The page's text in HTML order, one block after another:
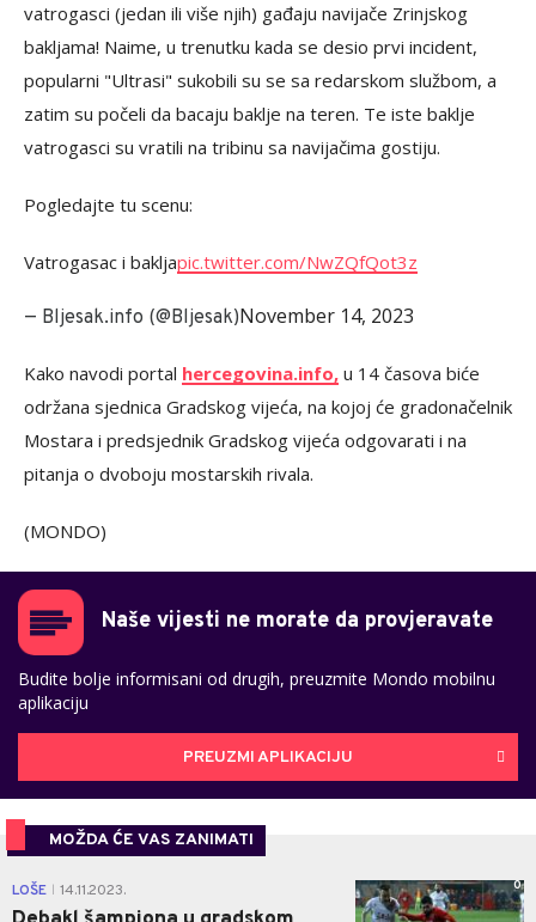
vatrogasci (jedan ili više njih) gađaju navijače Zrinjskog
bakljama! Naime, u trenutku kada se desio prvi incident,
popularni "Ultrasi" sukobili su se sa redarskom službom, a
zatim su počeli da bacaju baklje na teren. Te iste baklje
vatrogasci su vratili na tribinu sa navijačima gostiju.
Pogledajte tu scenu:
Vatrogasac i bakljapic.twitter.com/NwZQfQot3z
— Bljesak.info (@Bljesak)November 14, 2023
Kako navodi portal hercegovina.info, u 14 časova biće
održana sjednica Gradskog vijeća, na kojoj će gradonačelnik
Mostara i predsjednik Gradskog vijeća odgovarati i na
pitanja o dvoboju mostarskih rivala.
(MONDO)
Naše vijesti ne morate da provjeravate
Budite bolje informisani od drugih, preuzmite Mondo mobilnu
aplikaciju
PREUZMI APLIKACIJU
MOŽDA ĆE VAS ZANIMATI
LOŠE 14.11.2023. 0